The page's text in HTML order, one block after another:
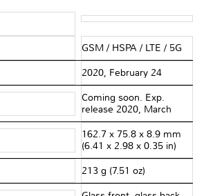
GSM / HSPA / LTE / 5G
2020, February 24
Coming soon. Exp.
release 2020, March
162.7 x 75.8 x 8.9 mm
(6.41 x 2.98 x 0.35 in)
213 g (7.51 oz)